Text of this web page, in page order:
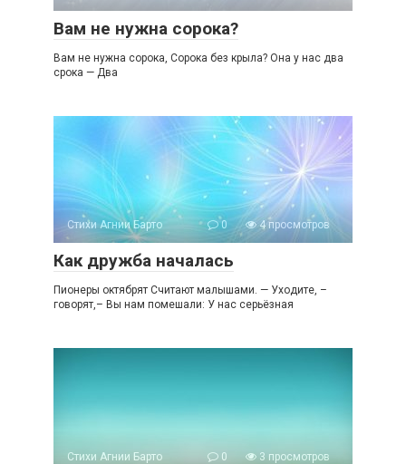
Вам не нужна сорока?
Вам не нужна сорока, Сорока без крыла? Она у нас два
срока — Два
Стихи Агнии Барто 0 4 просмотров
Как дружба началась
Пионеры октябрят Считают малышами. — Уходите, –
говорят,– Вы нам помешали: У нас серьёзная
Стихи Агнии Барто 0 3 просмотров